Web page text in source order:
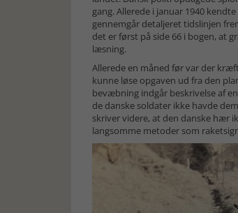
gang. Allerede i januar 1940
gennemgår detaljeret tidslinjen
det er først på side 66 i bogen, at
læsning.
Allerede en måned før var der
kunne løse opgaven ud fra den
bevæbning indgår beskrivelse af
de danske soldater ikke havde
skriver videre, at den danske hær
langsomme metoder som